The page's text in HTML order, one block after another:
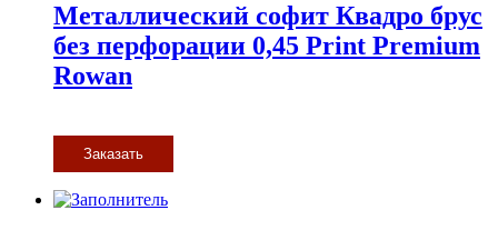
Металлический софит Квадро брус
без перфорации 0,45 Print Premium
Rowan
Заказать